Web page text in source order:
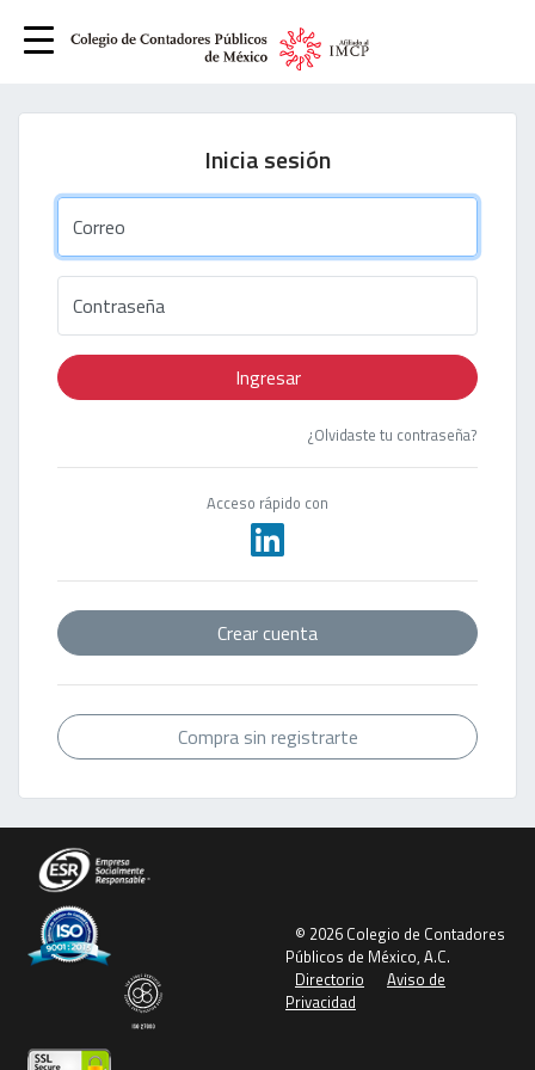
Inicia sesión
Correo
Contraseña
Ingresar
¿Olvidaste tu contraseña?
Acceso rápido con
Crear cuenta
Compra sin registrarte
© 2026 Colegio de Contadores
Públicos de México, A.C.
Directorio
Aviso de
Privacidad